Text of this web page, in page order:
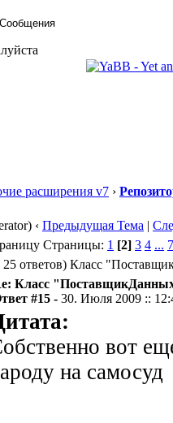
расширения v7 ›
‹ Предыдущая Тема |
Страницы: 1 [2] 3 4 ...
Класс
Класс
#15 - 30. Июля 2009 ::
вот
на самосуд